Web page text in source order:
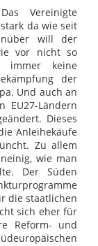
Vereinigte
da wie seit
will der
vor nicht so
immer keine
der
Und auch an
EU27-Ländern
Dieses
Anleihekäufe
Zu allem
wie man
Der Süden
die staatlichen
sich eher für
Reform- und